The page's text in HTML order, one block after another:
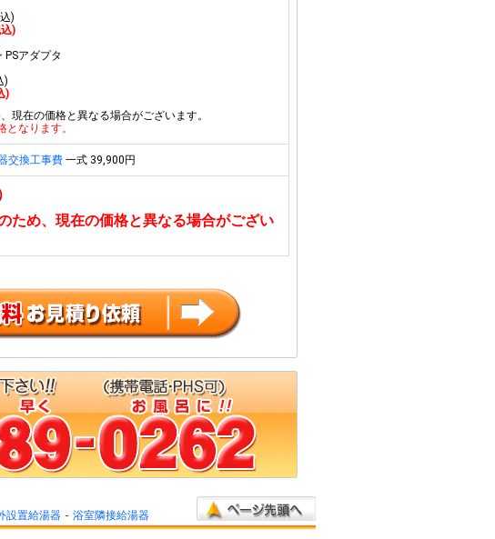
)
)
PSアダプタ
)
)
現在の価格と異なる場合がございます。
なります。
交換工事費一式 39,900円
ため、現在の価格と異なる場合がござい
設置給湯器
浴室隣接給湯器